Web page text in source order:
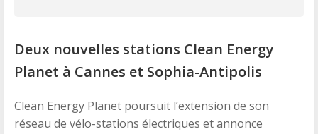
Deux nouvelles stations Clean Energy
Planet à Cannes et Sophia-Antipolis
Clean Energy Planet poursuit l’extension de son
réseau de vélo-stations électriques et annonce